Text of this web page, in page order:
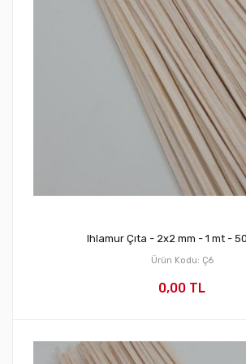
Ihlamur Çıta - 2x2 mm - 1 mt -
Ürün Kodu: Ç6
0,00 TL